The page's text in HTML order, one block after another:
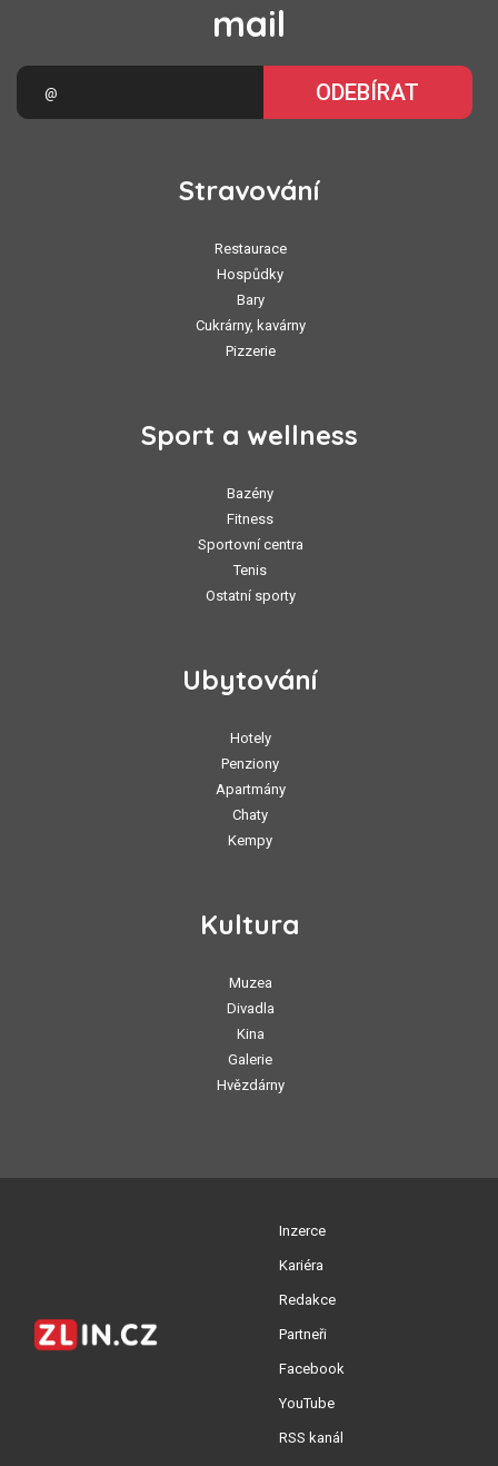
mail
ODEBÍRAT
Stravování
Restaurace
Hospůdky
Bary
Cukrárny, kavárny
Pizzerie
Sport a wellness
Bazény
Fitness
Sportovní centra
Tenis
Ostatní sporty
Ubytování
Hotely
Penziony
Apartmány
Chaty
Kempy
Kultura
Muzea
Divadla
Kina
Galerie
Hvězdárny
Inzerce
Kariéra
Redakce
Partneři
Facebook
YouTube
RSS kanál